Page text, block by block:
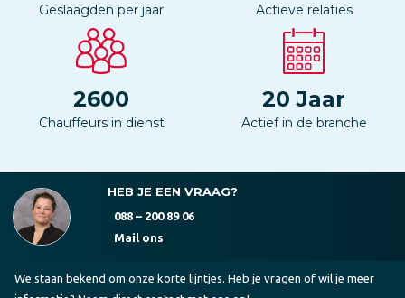
Geslaagden per jaar Actieve relaties
2600
Chauffeurs in dienst
20 Jaar
Actief in de branche
HEB JE EEN VRAAG?
088 – 200 89 06
Mail ons
We staan bekend om onze korte lijntjes. Heb je vragen of wil je meer